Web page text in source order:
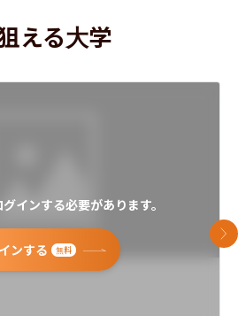
える大学
インする必要があります。
ンする 無料
次